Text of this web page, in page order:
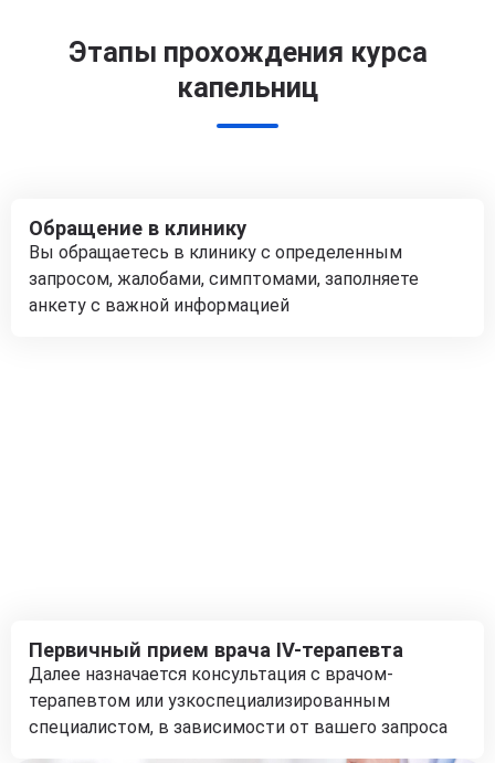
Этапы прохождения курса
капельниц
Обращение в клинику
Вы обращаетесь в клинику с определенным
запросом, жалобами, симптомами, заполняете
анкету с важной информацией
Первичный прием врача IV-терапевта
Далее назначается консультация с врачом-
терапевтом или узкоспециализированным
специалистом, в зависимости от вашего запроса